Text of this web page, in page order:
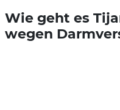
Wie geht es
wegen